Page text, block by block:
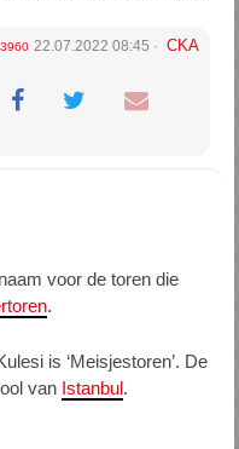
22.07.2022 08:45 CKA
voor de toren die
.
is ‘Meisjestoren’. De
van Istanbul.